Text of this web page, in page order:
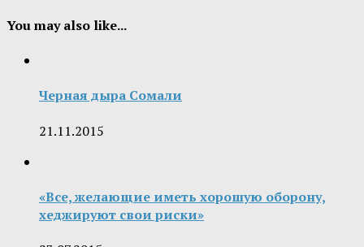
You may also like...
Черная дыра Сомали
21.11.2015
«Все, желающие иметь хорошую оборону,
хеджируют свои риски»